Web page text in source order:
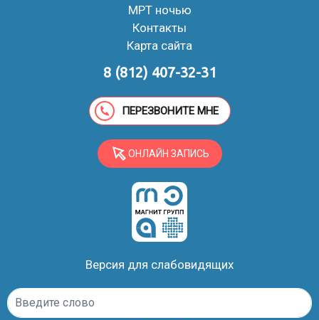
МРТ ночью
Контакты
Карта сайта
8 (812) 407-32-31
ПЕРЕЗВОНИТЕ МНЕ
ОНЛАЙН ЗАПИСЬ
Версия для слабовидящих